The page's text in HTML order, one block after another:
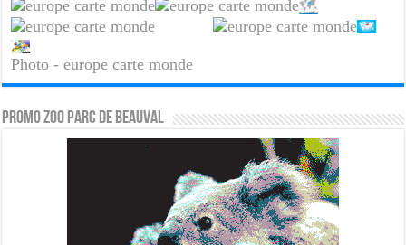
Photo - europe carte monde
PROMO ZOO PARC DE BEAUVAL